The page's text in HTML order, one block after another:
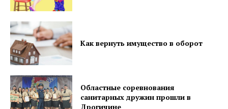
Как вернуть имущество в оборот
Областные соревнования
санитарных дружин прошли в
Дрогичине